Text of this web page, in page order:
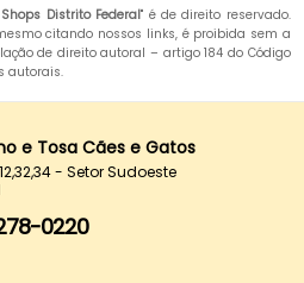
Distrito Federal" é de direito reservado.
citando nossos links, é proibida sem a
de direito autoral – artigo 184 do Código
autorais.
e Tosa Cães e Gatos
- Setor Sudoeste
0220